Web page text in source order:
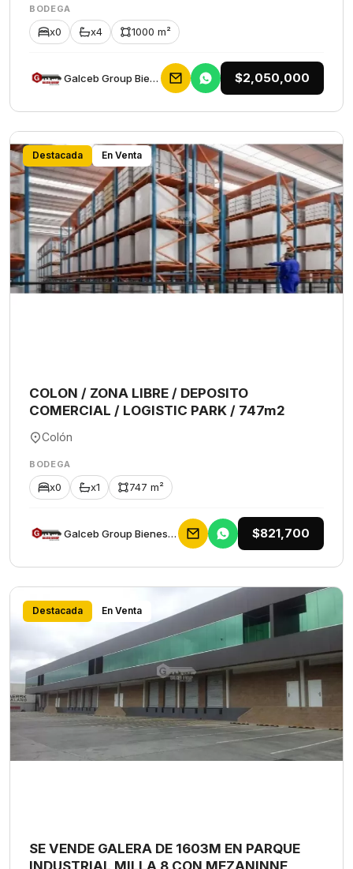
BODEGA
x0 x4 1000 m²
Galceb Group Bienes Raices $2,050,000
Destacada En Venta
COLON / ZONA LIBRE / DEPOSITO
COMERCIAL / LOGISTIC PARK / 747m2
Colón
BODEGA
x0 x1 747 m²
Galceb Group Bienes Raices $821,700
Destacada En Venta
SE VENDE GALERA DE 1603M EN PARQUE
INDUSTRIAL MILLA 8 CON MEZANINNE